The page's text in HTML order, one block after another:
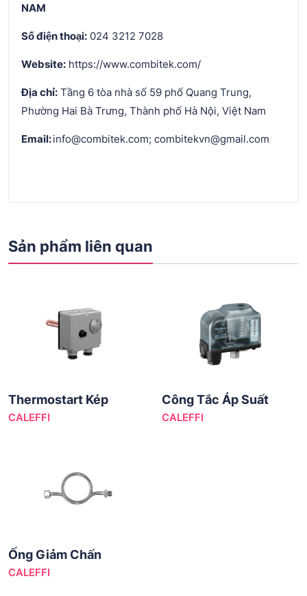
NAM
Số điện thoại: 024 3212 7028
Website: https://www.combitek.com/
Địa chỉ: Tầng 6 tòa nhà số 59 phố Quang Trung,
Phường Hai Bà Trưng, Thành phố Hà Nội, Việt Nam
Email:info@combitek.com; combitekvn@gmail.com
Sản phẩm liên quan
Thermostart Kép
CALEFFI
Công Tắc Áp Suất
CALEFFI
Ống Giảm Chấn
CALEFFI